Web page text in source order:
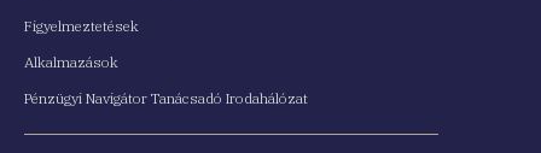
Figyelmeztetések
Alkalmazások
Pénzügyi Navigátor Tanácsadó Irodahálózat